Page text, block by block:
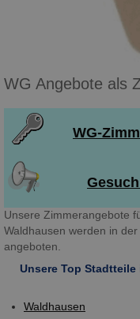
WG Angebote als
WG-
Unsere Zimmerangebote
Waldhausen werden in
angeboten.
Unsere Top
Waldhausen